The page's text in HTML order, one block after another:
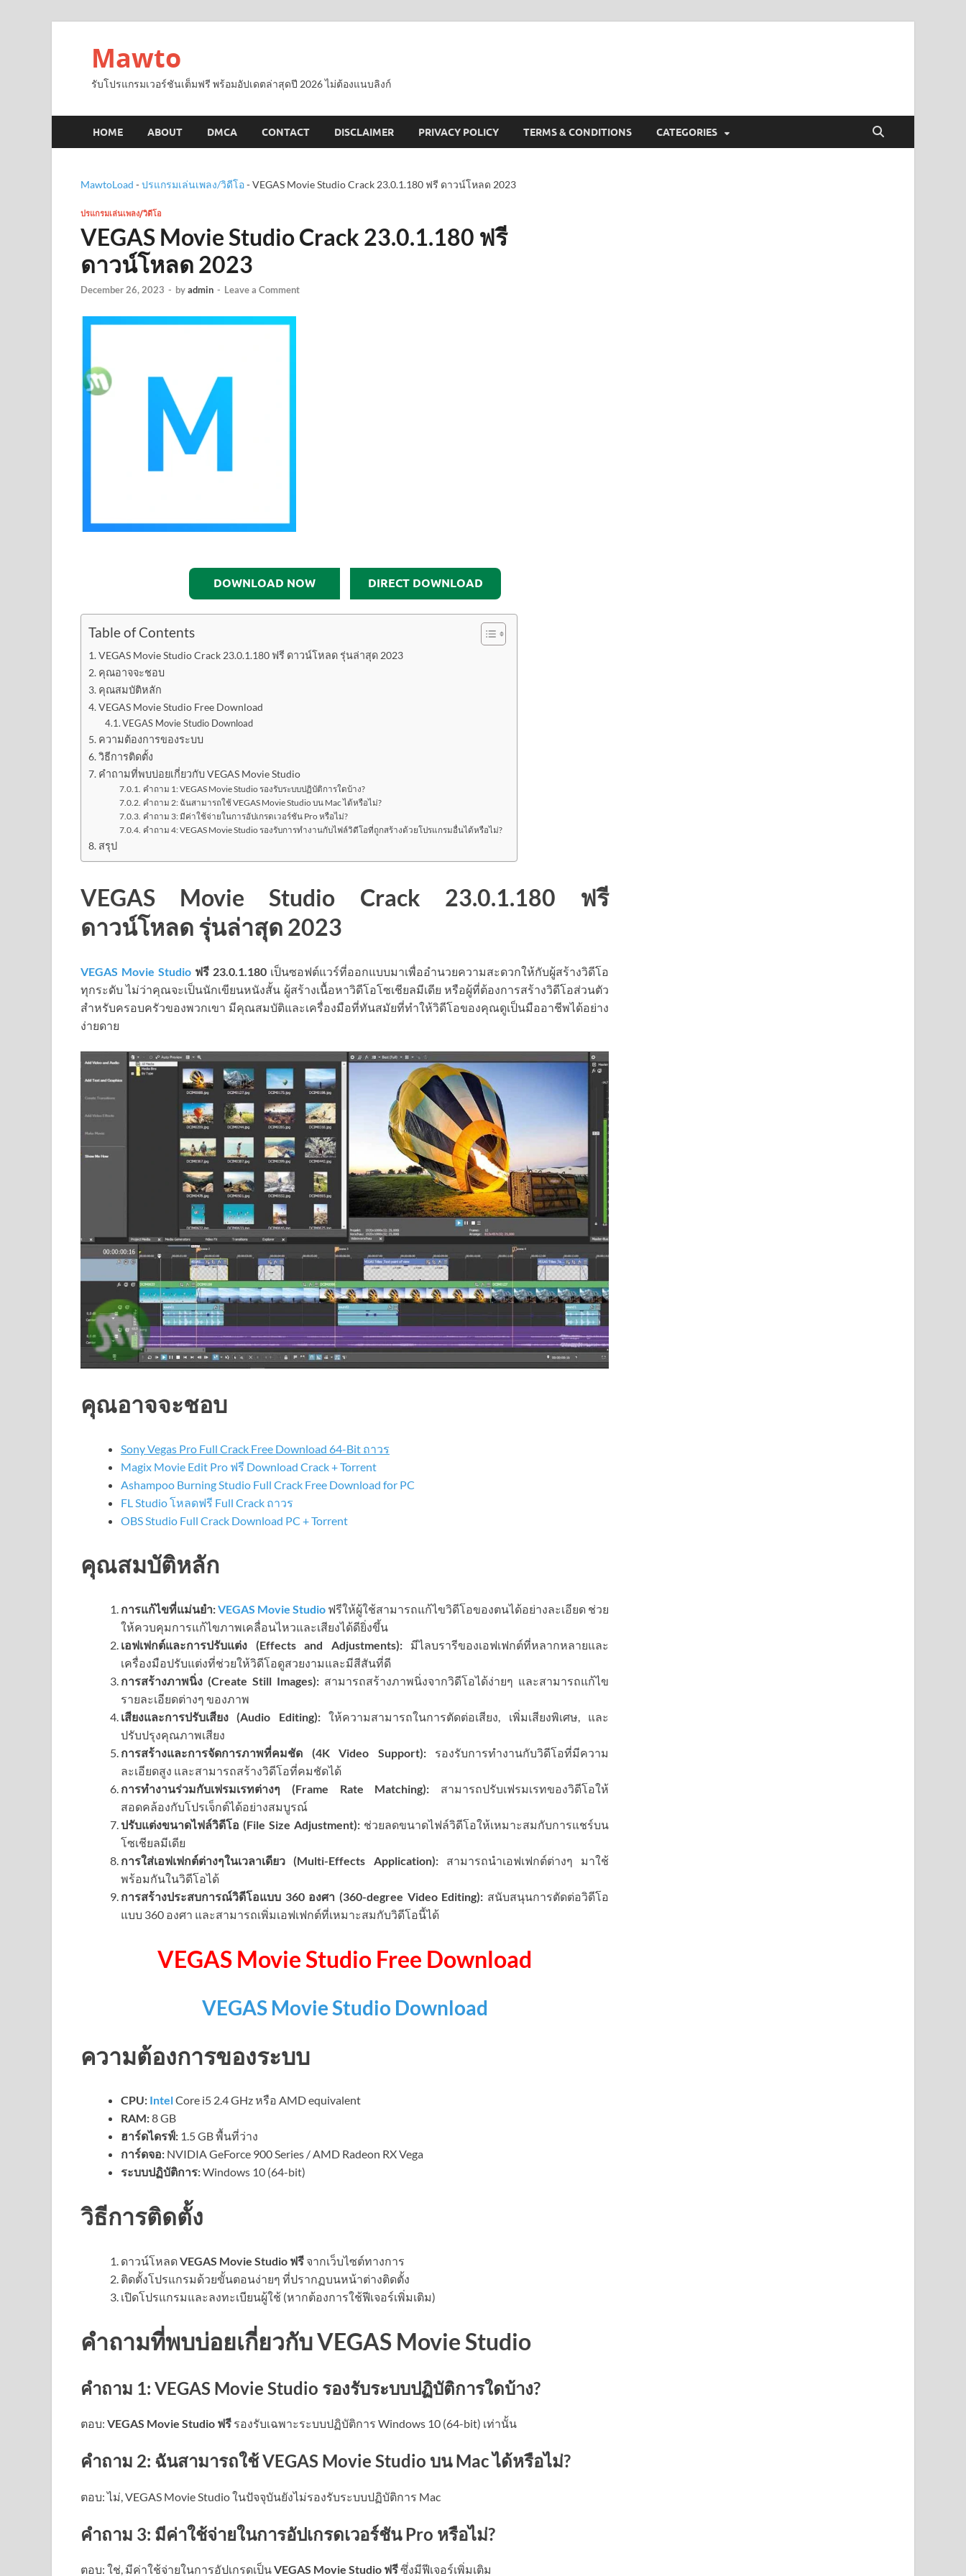
Mawto
รับโปรแกรมเวอร์ชันเต็มฟรี พร้อมอัปเดตล่าสุดปี 2026 ไม่ต้องแนบลิงก์
HOME ABOUT DMCA CONTACT DISCLAIMER PRIVACY POLICY TERMS & CONDITIONS CATEGORIES
MawtoLoad -ปรแกรมเล่นเพลง/วิดีโอ-VEGAS Movie Studio Crack 23.0.1.180 ฟรี ดาวน์โหลด 2023
ปรแกรมเล่นเพลง/วิดีโอ
VEGAS Movie Studio Crack 23.0.1.180 ฟรี
ดาวน์โหลด 2023
December 26, 2023 - byadmin - Leave a Comment
DOWNLOAD NOW DIRECT DOWNLOAD
Table of Contents
VEGAS Movie Studio Crack 23.0.1.180 ฟรี ดาวน์โหลด รุ่นล่าสุด 2023
คุณอาจจะชอบ
คุณสมบัติหลัก
VEGAS Movie Studio Free Download
VEGAS Movie Studio Download
ความต้องการของระบบ
วิธีการติดตั้ง
คำถามที่พบบ่อยเกี่ยวกับ VEGAS Movie Studio
คำถาม 1: VEGAS Movie Studio รองรับระบบปฏิบัติการใดบ้าง?
คำถาม 2: ฉันสามารถใช้ VEGAS Movie Studio บน Mac ได้หรือไม่?
คำถาม 3: มีค่าใช้จ่ายในการอัปเกรดเวอร์ชัน Pro หรือไม่?
คำถาม 4: VEGAS Movie Studio รองรับการทำงานกับไฟล์วิดีโอที่ถูกสร้างด้วยโปรแกรมอื่นได้หรือไม่?
สรุป
VEGAS Movie Studio Crack 23.0.1.180 ฟรี
ดาวน์โหลด รุ่นล่าสุด 2023
VEGAS Movie Studio ฟรี 23.0.1.180 เป็นซอฟต์แวร์ที่ออกแบบมาเพื่ออำนวยความสะดวกให้กับผู้สร้างวิดีโอ
ทุกระดับ ไม่ว่าคุณจะเป็นนักเขียนหนังสั้น ผู้สร้างเนื้อหาวิดีโอโซเชียลมีเดีย หรือผู้ที่ต้องการสร้างวิดีโอส่วนตัว
สำหรับครอบครัวของพวกเขา มีคุณสมบัติและเครื่องมือที่ทันสมัยที่ทำให้วิดีโอของคุณดูเป็นมืออาชีพได้อย่าง
ง่ายดาย
คุณอาจจะชอบ
Sony Vegas Pro Full Crack Free Download 64-Bit ถาวร
Magix Movie Edit Pro ฟรี Download Crack + Torrent
Ashampoo Burning Studio Full Crack Free Download for PC
FL Studio โหลดฟรี Full Crack ถาวร
OBS Studio Full Crack Download PC + Torrent
คุณสมบัติหลัก
การแก้ไขที่แม่นยำ:VEGAS Movie Studio ฟรีให้ผู้ใช้สามารถแก้ไขวิดีโอของตนได้อย่างละเอียด ช่วย
ให้ควบคุมการแก้ไขภาพเคลื่อนไหวและเสียงได้ดียิ่งขึ้น
เอฟเฟกต์และการปรับแต่ง (Effects and Adjustments):มีไลบรารีของเอฟเฟกต์ที่หลากหลายและ
เครื่องมือปรับแต่งที่ช่วยให้วิดีโอดูสวยงามและมีสีสันที่ดี
การสร้างภาพนิ่ง (Create Still Images): สามารถสร้างภาพนิ่งจากวิดีโอได้ง่ายๆ และสามารถแก้ไข
รายละเอียดต่างๆ ของภาพ
เสียงและการปรับเสียง (Audio Editing):ให้ความสามารถในการตัดต่อเสียง, เพิ่มเสียงพิเศษ, และ
ปรับปรุงคุณภาพเสียง
การสร้างและการจัดการภาพที่คมชัด (4K Video Support):รองรับการทำงานกับวิดีโอที่มีความ
ละเอียดสูง และสามารถสร้างวิดีโอที่คมชัดได้
การทำงานร่วมกับเฟรมเรทต่างๆ (Frame Rate Matching): สามารถปรับเฟรมเรทของวิดีโอให้
สอดคล้องกับโปรเจ็กต์ได้อย่างสมบูรณ์
ปรับแต่งขนาดไฟล์วิดีโอ (File Size Adjustment): ช่วยลดขนาดไฟล์วิดีโอให้เหมาะสมกับการแชร์บน
โซเชียลมีเดีย
การใส่เอฟเฟกต์ต่างๆในเวลาเดียว (Multi-Effects Application):สามารถนำเอฟเฟกต์ต่างๆ มาใช้
พร้อมกันในวิดีโอได้
การสร้างประสบการณ์วิดีโอแบบ 360 องศา (360-degree Video Editing): สนับสนุนการตัดต่อวิดีโอ
แบบ 360 องศา และสามารถเพิ่มเอฟเฟกต์ที่เหมาะสมกับวิดีโอนี้ได้
VEGAS Movie Studio Free Download
VEGAS Movie Studio Download
ความต้องการของระบบ
CPU: IntelCore i5 2.4 GHz หรือ AMD equivalent
RAM:8 GB
ฮาร์ดไดรฟ์: 1.5 GB พื้นที่ว่าง
การ์ดจอ: NVIDIA GeForce 900 Series / AMD Radeon RX Vega
ระบบปฏิบัติการ:Windows 10 (64-bit)
วิธีการติดตั้ง
ดาวน์โหลดVEGAS Movie Studio ฟรี จากเว็บไซต์ทางการ
ติดตั้งโปรแกรมด้วยขั้นตอนง่ายๆ ที่ปรากฏบนหน้าต่างติดตั้ง
เปิดโปรแกรมและลงทะเบียนผู้ใช้ (หากต้องการใช้ฟีเจอร์เพิ่มเติม)
คำถามที่พบบ่อยเกี่ยวกับ VEGAS Movie Studio
คำถาม 1: VEGAS Movie Studio รองรับระบบปฏิบัติการใดบ้าง?
ตอบ: VEGAS Movie Studio ฟรี รองรับเฉพาะระบบปฏิบัติการ Windows 10 (64-bit) เท่านั้น
คำถาม 2: ฉันสามารถใช้ VEGAS Movie Studio บน Mac ได้หรือไม่?
ตอบ: ไม่, VEGAS Movie Studio ในปัจจุบันยังไม่รองรับระบบปฏิบัติการ Mac
คำถาม 3: มีค่าใช้จ่ายในการอัปเกรดเวอร์ชัน Pro หรือไม่?
ตอบ: ใช่, มีค่าใช้จ่ายในการอัปเกรดเป็นVEGAS Movie Studio ฟรีซึ่งมีฟีเจอร์เพิ่มเติม